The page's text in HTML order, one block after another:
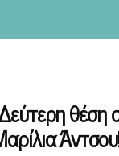
θέση